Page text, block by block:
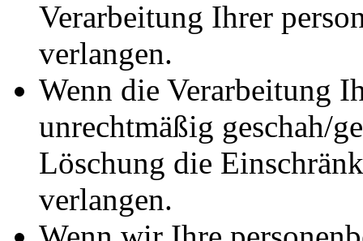
Verarbeitung Ihrer
verlangen.
Wenn die Verarbeitung
unrechtmäßig geschah/
Löschung die
verlangen.